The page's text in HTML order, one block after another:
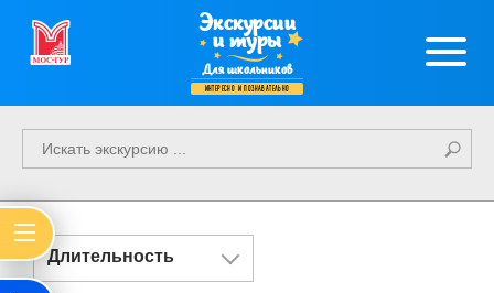
Экскурсии
и туры
Для школьников
интересно и познавательно
Длительность